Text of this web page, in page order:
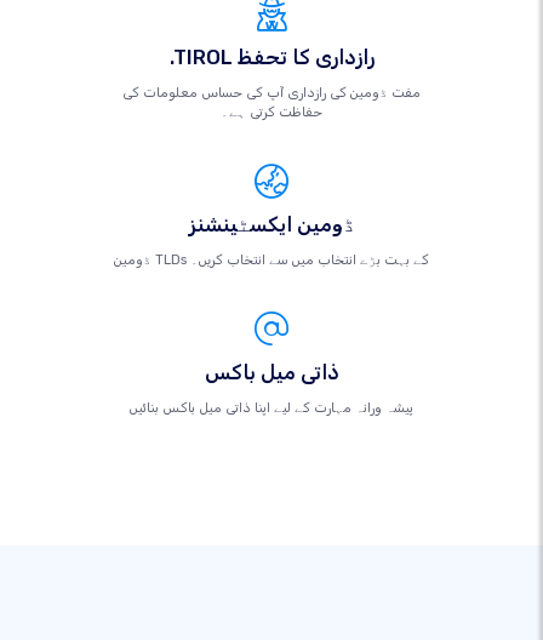
.TIROL رازداری کا تحفظ
مفت ڈومین کی رازداری آپ کی حساس معلومات کی
حفاظت کرتی ہے۔
ڈومین ایکسٹینشنز
ڈومین TLDs کے بہت بڑے انتخاب میں سے انتخاب کریں۔
ذاتی میل باکس
پیشہ ورانہ مہارت کے لیے اپنا ذاتی میل باکس بنائیں